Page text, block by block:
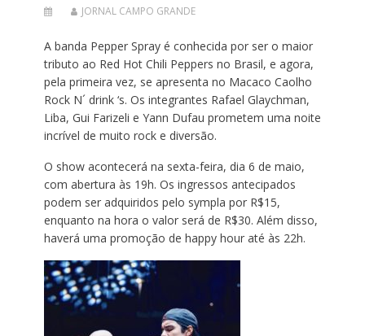
JORNAL CAMPO GRANDE
A banda Pepper Spray é conhecida por ser o maior
tributo ao Red Hot Chili Peppers no Brasil, e agora,
pela primeira vez, se apresenta no Macaco Caolho
Rock N´ drink ‘s. Os integrantes Rafael Glaychman,
Liba, Gui Farizeli e Yann Dufau prometem uma noite
incrível de muito rock e diversão.
O show acontecerá na sexta-feira, dia 6 de maio,
com abertura às 19h. Os ingressos antecipados
podem ser adquiridos pelo sympla por R$15,
enquanto na hora o valor será de R$30. Além disso,
haverá uma promoção de happy hour até às 22h.